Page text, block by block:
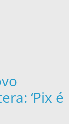
‘Pix é